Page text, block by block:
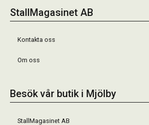
StallMagasinet AB
Kontakta oss
Om oss
Besök vår butik i Mjölby
StallMagasinet AB